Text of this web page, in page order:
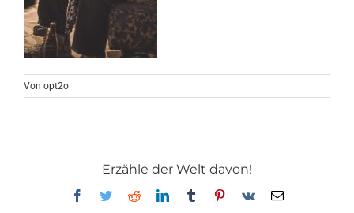
Von opt2o
Erzähle der Welt davon!
Facebook
TwitterRedditLinkedInTumblrPinterest
Vk
E-